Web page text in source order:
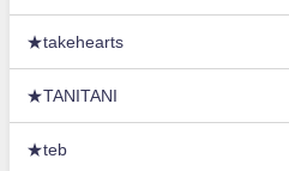
★takehearts
★TANITANI
★teb